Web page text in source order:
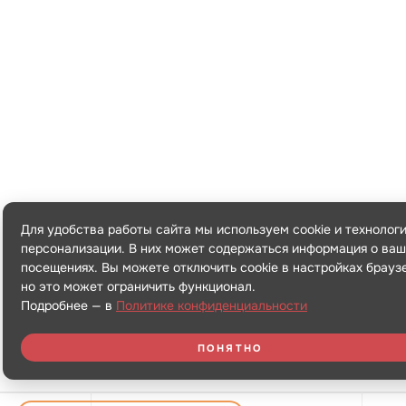
Для удобства работы сайта мы используем cookie и
персонализации. В них может содержаться информация о
посещениях. Вы можете отключить cookie в настройках
но это может ограничить функционал.
Подробнее — в Политике конфиденциальности
ПОНЯТНО